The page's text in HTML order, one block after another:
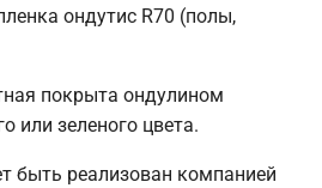
ондутис R70 (полы,
покрыта ондулином
или зеленого цвета.
быть реализован компанией